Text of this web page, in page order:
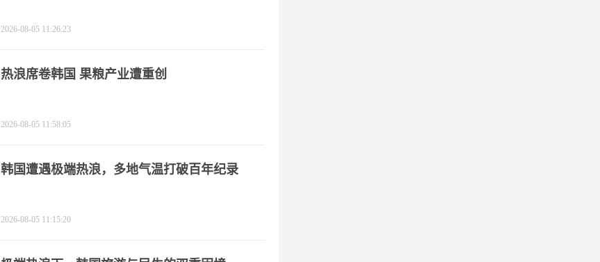
2026-08-05 11:26:23
热浪席卷韩国 果粮产业遭重创
2026-08-05 11:58:05
韩国遭遇极端热浪，多地气温打破百年纪录
2026-08-05 11:15:20